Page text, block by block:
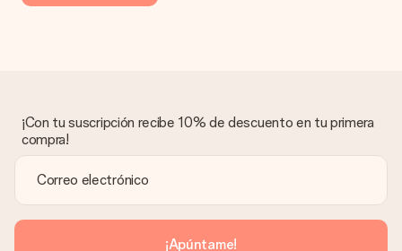
asunto contigo. Ponte en contacto con nuestro equipo de
atención al cliente por teléfono, correo electrónico o chat y
buscaremos una solución adecuada para ti.
¿Se envía la factura junto con el pedido?
La factura y cualquier otra información relativa a tu regalo se
enviará únicamente por correo electrónico. El regalo se enviará
sin ninguna información adicional Así, evitaremos que la
¡Con tu suscripción recibe 10% de descuento en tu primera
compra!
¡Apúntame!